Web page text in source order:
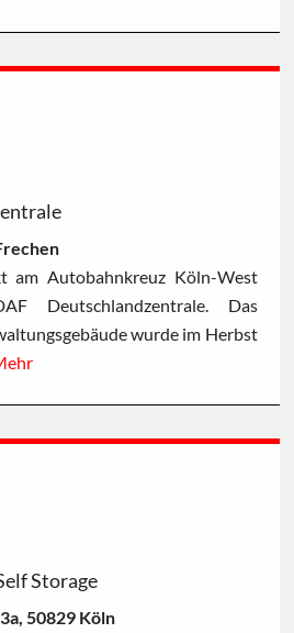
am Autobahnkreuz Köln-West
Deutschlandzentrale. Das
wurde im Herbst
Storage
50829 Köln